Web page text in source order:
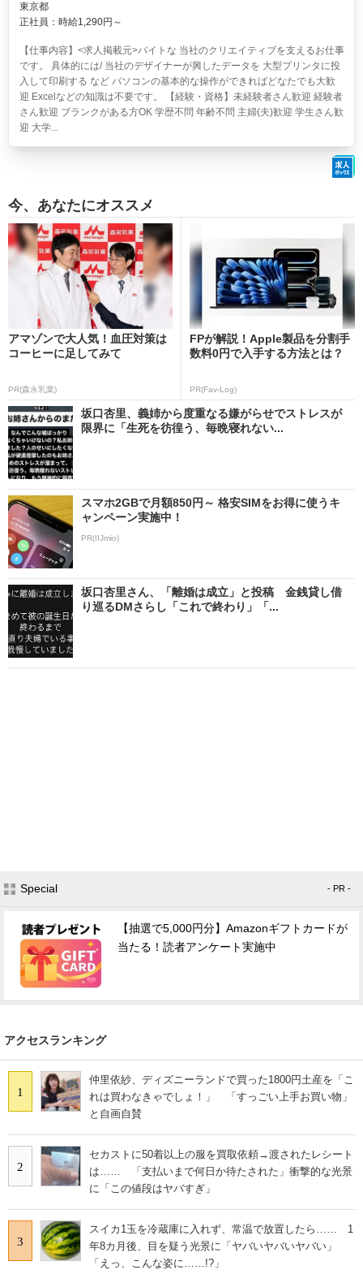
東京都
正社員：時給1,290円～
【仕事内容】<求人掲載元>バイトな 当社のクリエイティブを支えるお仕事
です。 具体的には/ 当社のデザイナーが興したデータを 大型プリンタに投
入して印刷する など パソコンの基本的な操作ができればどなたでも大歓
迎 Excelなどの知識は不要です。 【経験・資格】未経験者さん歓迎 経験者
さん歓迎 ブランクがある方OK 学歴不問 年齢不問 主婦(夫)歓迎 学生さん歓
迎 大学...
今、あなたにオススメ
アマゾンで大人気！血圧対策は
コーヒーに足してみて
PR(森永乳業)
FPが解説！Apple製品を分割手
数料0円で入手する方法とは？
PR(Fav-Log)
坂口杏里、義姉から度重なる嫌がらせでストレスが
限界に「生死を彷徨う、毎晩寝れない...
スマホ2GBで月額850円～ 格安SIMをお得に使うキ
ャンペーン実施中！
PR(IIJmio)
坂口杏里さん、「離婚は成立」と投稿 金銭貸し借
り巡るDMさらし「これで終わり」「...
Special - PR -
【抽選で5,000円分】Amazonギフトカードが
当たる！読者アンケート実施中
アクセスランキング
1
仲里依紗、ディズニーランドで買った1800円土産を「こ
れは買わなきゃでしょ！」 「すっごい上手お買い物」
と自画自賛
2
セカストに50着以上の服を買取依頼→渡されたレシート
は…… 「支払いまで何日か待たされた」衝撃的な光景
に「この値段はヤバすぎ」
3
スイカ1玉を冷蔵庫に入れず、常温で放置したら…… 1
年8カ月後、目を疑う光景に「ヤバいヤバいヤバい」
「えっ、こんな姿に……!?」